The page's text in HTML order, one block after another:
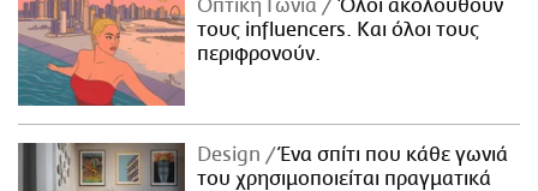
Οπτική Γωνία
Όλοι ακολουθούν
τους influencers. Και όλοι τους
περιφρονούν.
Design
Ένα σπίτι που κάθε γωνιά
του χρησιμοποιείται πραγματικά